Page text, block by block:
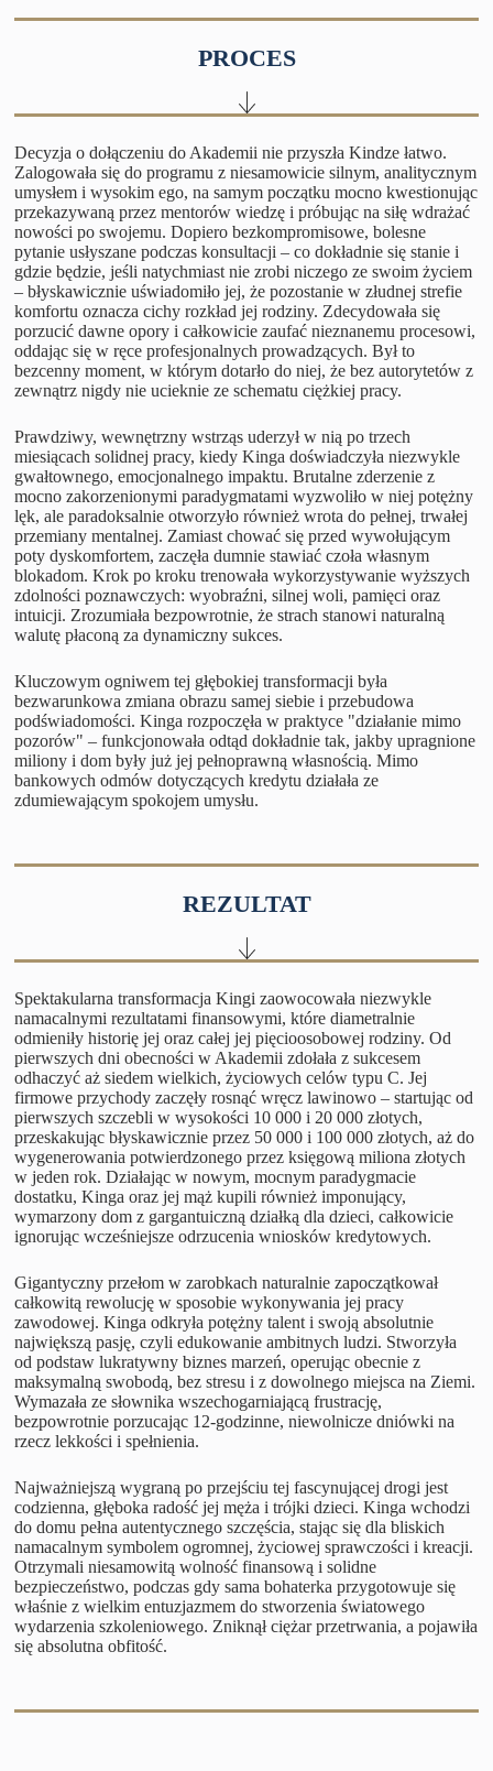
PROCES
Decyzja o dołączeniu do Akademii nie przyszła Kindze łatwo.
Zalogowała się do programu z niesamowicie silnym, analitycznym
umysłem i wysokim ego, na samym początku mocno kwestionując
przekazywaną przez mentorów wiedzę i próbując na siłę wdrażać
nowości po swojemu. Dopiero bezkompromisowe, bolesne
pytanie usłyszane podczas konsultacji – co dokładnie się stanie i
gdzie będzie, jeśli natychmiast nie zrobi niczego ze swoim życiem
– błyskawicznie uświadomiło jej, że pozostanie w złudnej strefie
komfortu oznacza cichy rozkład jej rodziny. Zdecydowała się
porzucić dawne opory i całkowicie zaufać nieznanemu procesowi,
oddając się w ręce profesjonalnych prowadzących. Był to
bezcenny moment, w którym dotarło do niej, że bez autorytetów z
zewnątrz nigdy nie ucieknie ze schematu ciężkiej pracy.
Prawdziwy, wewnętrzny wstrząs uderzył w nią po trzech
miesiącach solidnej pracy, kiedy Kinga doświadczyła niezwykle
gwałtownego, emocjonalnego impaktu. Brutalne zderzenie z
mocno zakorzenionymi paradygmatami wyzwoliło w niej potężny
lęk, ale paradoksalnie otworzyło również wrota do pełnej, trwałej
przemiany mentalnej. Zamiast chować się przed wywołującym
poty dyskomfortem, zaczęła dumnie stawiać czoła własnym
blokadom. Krok po kroku trenowała wykorzystywanie wyższych
zdolności poznawczych: wyobraźni, silnej woli, pamięci oraz
intuicji. Zrozumiała bezpowrotnie, że strach stanowi naturalną
walutę płaconą za dynamiczny sukces.
Kluczowym ogniwem tej głębokiej transformacji była
bezwarunkowa zmiana obrazu samej siebie i przebudowa
podświadomości. Kinga rozpoczęła w praktyce "działanie mimo
pozorów" – funkcjonowała odtąd dokładnie tak, jakby upragnione
miliony i dom były już jej pełnoprawną własnością. Mimo
bankowych odmów dotyczących kredytu działała ze
zdumiewającym spokojem umysłu.
REZULTAT
Spektakularna transformacja Kingi zaowocowała niezwykle
namacalnymi rezultatami finansowymi, które diametralnie
odmieniły historię jej oraz całej jej pięcioosobowej rodziny. Od
pierwszych dni obecności w Akademii zdołała z sukcesem
odhaczyć aż siedem wielkich, życiowych celów typu C. Jej
firmowe przychody zaczęły rosnąć wręcz lawinowo – startując od
pierwszych szczebli w wysokości 10 000 i 20 000 złotych,
przeskakując błyskawicznie przez 50 000 i 100 000 złotych, aż do
wygenerowania potwierdzonego przez księgową miliona złotych
w jeden rok. Działając w nowym, mocnym paradygmacie
dostatku, Kinga oraz jej mąż kupili również imponujący,
wymarzony dom z gargantuiczną działką dla dzieci, całkowicie
ignorując wcześniejsze odrzucenia wniosków kredytowych.
Gigantyczny przełom w zarobkach naturalnie zapoczątkował
całkowitą rewolucję w sposobie wykonywania jej pracy
zawodowej. Kinga odkryła potężny talent i swoją absolutnie
największą pasję, czyli edukowanie ambitnych ludzi. Stworzyła
od podstaw lukratywny biznes marzeń, operując obecnie z
maksymalną swobodą, bez stresu i z dowolnego miejsca na Ziemi.
Wymazała ze słownika wszechogarniającą frustrację,
bezpowrotnie porzucając 12-godzinne, niewolnicze dniówki na
rzecz lekkości i spełnienia.
Najważniejszą wygraną po przejściu tej fascynującej drogi jest
codzienna, głęboka radość jej męża i trójki dzieci. Kinga wchodzi
do domu pełna autentycznego szczęścia, stając się dla bliskich
namacalnym symbolem ogromnej, życiowej sprawczości i kreacji.
Otrzymali niesamowitą wolność finansową i solidne
bezpieczeństwo, podczas gdy sama bohaterka przygotowuje się
właśnie z wielkim entuzjazmem do stworzenia światowego
wydarzenia szkoleniowego. Zniknął ciężar przetrwania, a pojawiła
się absolutna obfitość.